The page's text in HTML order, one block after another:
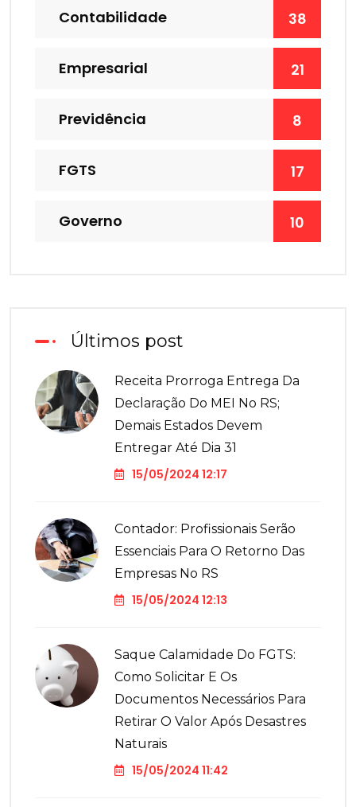
Contabilidade 38
Empresarial 21
Previdência 8
FGTS 17
Governo 10
Últimos post
Receita Prorroga Entrega Da
Declaração Do MEI No RS;
Demais Estados Devem
Entregar Até Dia 31
15/05/2024 12:17
Contador: Profissionais Serão
Essenciais Para O Retorno Das
Empresas No RS
15/05/2024 12:13
Saque Calamidade Do FGTS:
Como Solicitar E Os
Documentos Necessários Para
Retirar O Valor Após Desastres
Naturais
15/05/2024 11:42